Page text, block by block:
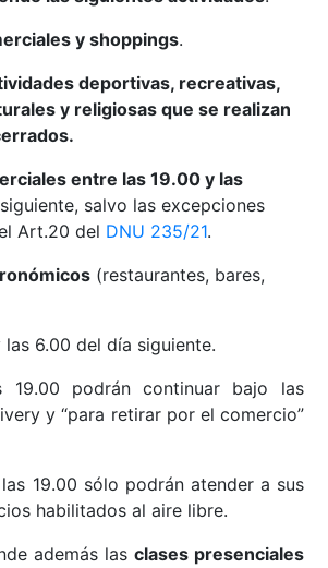
y shoppings.
deportivas, recreativas,
y religiosas que se realizan
entre las 19.00 y las
salvo las excepciones
Art.20 del DNU 235/21.
(restaurantes, bares,
las 6.00 del día siguiente.
podrán continuar bajo las
y “para retirar por el comercio”
19.00 sólo podrán atender a sus
habilitados al aire libre.
además las clases presenciales